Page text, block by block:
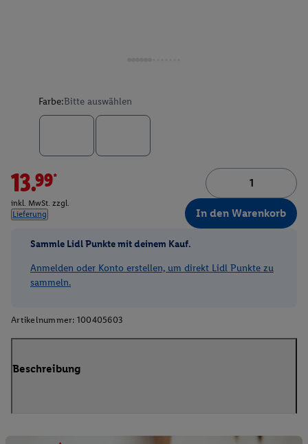
Farbe:Bitte auswählen
13.99*
inkl. MwSt. zzgl.
Lieferung
In den Warenkorb
Sammle Lidl Punkte mit deinem Kauf.
Anmelden oder Konto erstellen, um direkt Lidl Punkte zu
sammeln.
Artikelnummer: 100405603
Beschreibung